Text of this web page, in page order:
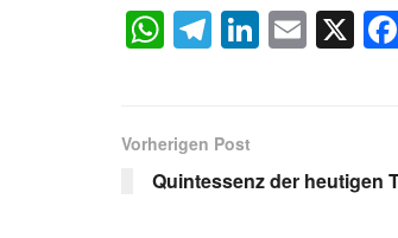
W
h
s
A
T
el
gr
a
Li
n
dI
E
m
X
Vorherigen Post
Quintessenz der heutigen